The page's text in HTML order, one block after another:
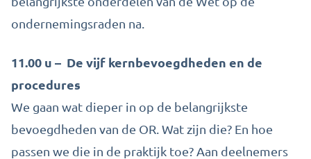
ondernemingsraden na.
11.00 u – De vijf kernbevoegdheden en de
procedures
We gaan wat dieper in op de belangrijkste
bevoegdheden van de OR. Wat zijn die? En hoe
passen we die in de praktijk toe? Aan deelnemers